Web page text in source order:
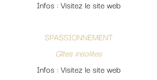
Infos : Visitez le site web
SPASSIONNEMENT
Gîtes insolites
Infos : Visitez le site web